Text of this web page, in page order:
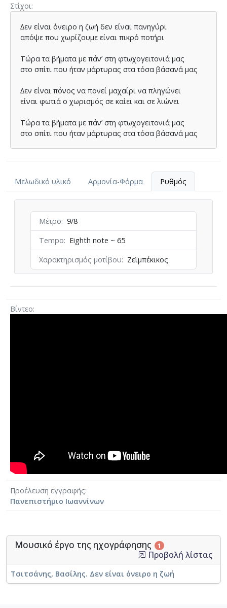
Στίχοι
∆εν είναι όνειρο η ζωή δεν είναι πανηγύρι
απόψε που χωρίζουµε είναι πικρό ποτήρι
Τώρα τα βήµατα µε πάν’ στη φτωχογειτονιά µας
στο σπίτι που ήταν µάρτυρας στα τόσα βάσανά µας
∆εν είναι πόνος να πονεί µαχαίρι να πληγώνει
είναι φωτιά ο χωρισµός σε καίει και σε λιώνει
Τώρα τα βήµατα µε πάν’ στη φτωχογειτονιά µας
στο σπίτι που ήταν µάρτυρας στα τόσα βάσανά µας
Μελωδικό υλικό Αρμονία-Φόρμα Ρυθμός
Μέτρο
9/8
Tempo
Eighth note ~ 65
Χαρακτηρισμός μοτίβου
Ζεϊμπέκικος
Βίντεο
Προέλευση εγγραφής
Πανεπιστήμιο Ιωαννίνων
Μουσικό έργο της ηχογράφησης 1
Προβολή λίστας
Τσιτσάνης, Βασίλης. Δεν είναι όνειρο η ζωή